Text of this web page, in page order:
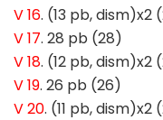
V 16. (13 pb, dism)x2
V 17. 28 pb (28)
V 18. (12 pb, dism)x2
V 19. 26 pb (26)
V 20. (11 pb, dism)x2